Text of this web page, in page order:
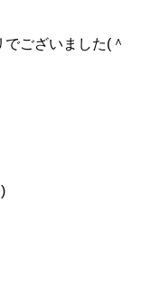
ございました(＾